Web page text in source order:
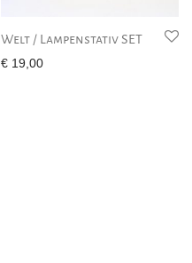
Welt / Lampenstativ SET
€ 19,00